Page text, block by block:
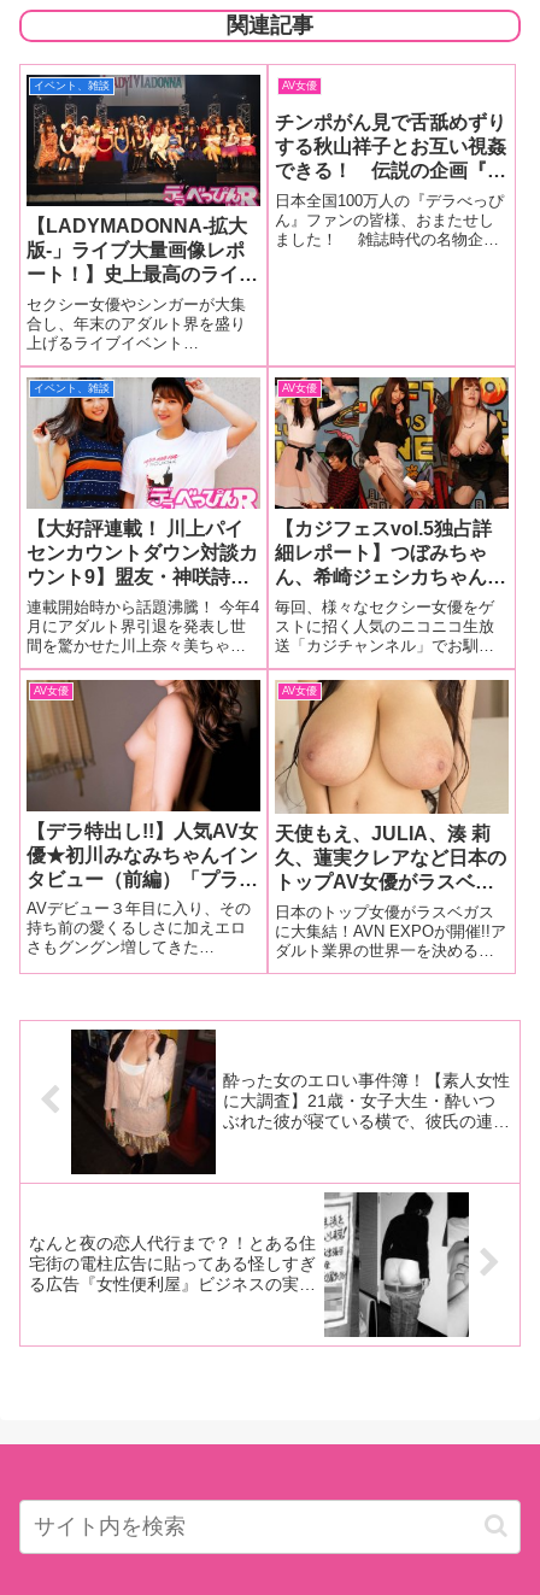
関連記事
イベント、雑談
【LADYMADONNA-拡大
版-」ライブ大量画像レポ
ート！】史上最高のライブ
となった
LADYMADONNA！28
人、22組のアーティスト
が全力パフォーマンス！シ
ークレットゲストにはなん
とあのボーカリストが！
セクシー女優やシンガーが大集
合し、年末のアダルト界を盛り
上げるライブイベント
「LADYMADONNA-拡大版-」が
11月25日、神奈川県川崎市にあ
るライブハウス・クラブチッタ
で行われ超満員のファンが詰め
かけた。「LADYMADONNA-拡
AV女優
チンポがん見で舌舐めずり
する秋山祥子とお互い視姦
できる！ 伝説の企画『オ
ナマイド』（第５回~秋山
祥子①）
日本全国100万人の『デラべっぴ
ん』ファンの皆様、おまたせし
ました！ 雑誌時代の名物企画
イベント、雑談
【大好評連載！ 川上パイ
センカウントダウン対談カ
ウント9】盟友・神咲詩織
との出会いからAV女優の
権利まで幅広い話題で白
熱！「全く接点がなかった
よね」(川上)「なんでこん
なにしゃべるようになった
んだろう？」(神咲)【前
連載開始時から話題沸騰！ 今年4
月にアダルト界引退を発表し世
間を驚かせた川上奈々美ちゃん
が、俳優業に専念する2022年2月
まで対談連載を行いセクシー女
優たちと真剣勝負！ 人生の酸い
も甘いも嚙み分けた奈々美ちゃ
んが気になるゲストを呼び、ゲ
スト
AV女優
【カジフェスvol.5独占詳
細レポート】つぼみちゃ
ん、希崎ジェシカちゃん、
Hitomiちゃんとビッグネー
ムが勢ぞろい！ 10年の
女優活動を振り返るトーク
やジェスチャーゲームなど
で超満員の会場は大爆発！
毎回、様々なセクシー女優をゲ
ストに招く人気のニコニコ生放
送「カジチャンネル」でお馴染
みのサンミュージック所属芸
人・カジさん。そのライブ版と
もいえる「カジフェスvol.5」が2
月20日、新宿ロフトプラスワン
で開催。独占速報します！
AV女優
【デラ特出し!!】人気AV女
優★初川みなみちゃんイン
タビュー（前編）「プライ
ベートでは全然オナニーも
エッチもしてなくて…だか
らすべての性欲を月1回の
撮影にぶつけようと思って
AVデビュー３年目に入り、その
持ち前の愛くるしさに加えエロ
さもグングン増してきた
グラビア撮影時のオフショット
も散りばめてお送りします♪
AV女優
天使もえ、JULIA、湊 莉
久、蓮実クレアなど日本の
トップAV女優がラスベガ
スに集結!! そして爆乳女
優Hitomi（田中瞳）のオッ
パイがついに世界一に!!
【AVN EXPO】
日本のトップ女優がラスベガス
に大集結！AVN EXPOが開催!!ア
ダルト業界の世界一を決めると
言っても過言ではない、アメリ
ンメント・エキスポ（AVN Adult
酔った女のエロい事件簿！【素人女性
に大調査】21歳・女子大生・酔いつ
ぶれた彼が寝ている横で、彼氏の連れ
なんと夜の恋人代行まで？！とある住
宅街の電柱広告に貼ってある怪しすぎ
る広告『女性便利屋』ビジネスの実態